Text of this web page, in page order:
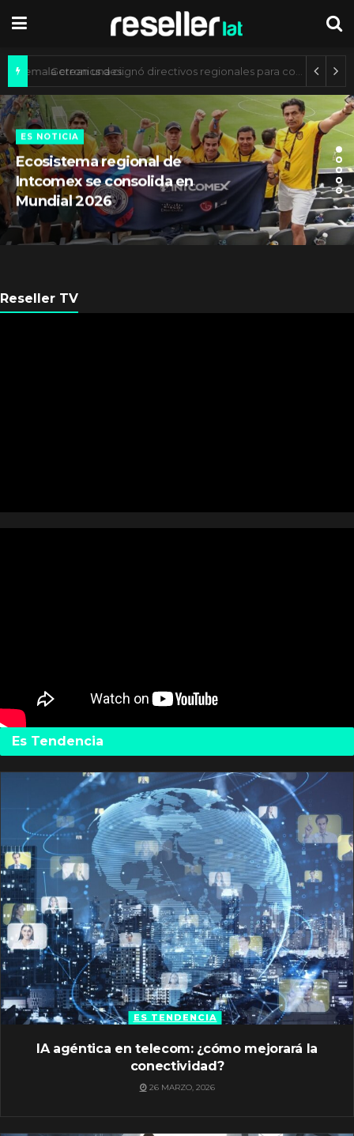
Axis Communications y Guatemala crean una ciudad inteligente
ARGENTINA
Axis Communications
Argentina se fortalece con
nueva sede
Reseller TV
Es Tendencia
ES TENDENCIA
IA agéntica en telecom: ¿cómo mejorará la
conectividad?
26 MARZO, 2026